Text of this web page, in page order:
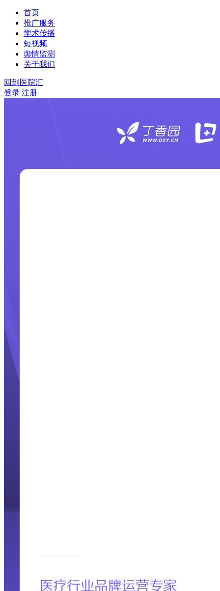
首页
推广服务
学术传播
短视频
舆情监测
关于我们
回到医院汇
登录 注册